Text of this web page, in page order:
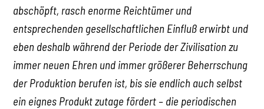
abschöpft, rasch enorme Reichtümer und
entsprechenden gesellschaftlichen Einfluß erwirbt und
eben deshalb während der Periode der Zivilisation zu
immer neuen Ehren und immer größerer Beherrschung
der Produktion berufen ist, bis sie endlich auch selbst
ein eignes Produkt zutage fördert – die periodischen